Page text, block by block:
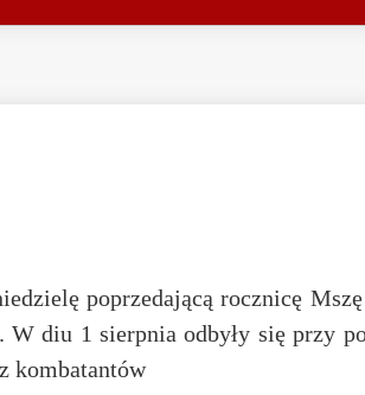
poprzedającą rocznicę
diu 1 sierpnia odbyły się przy
kombatantów